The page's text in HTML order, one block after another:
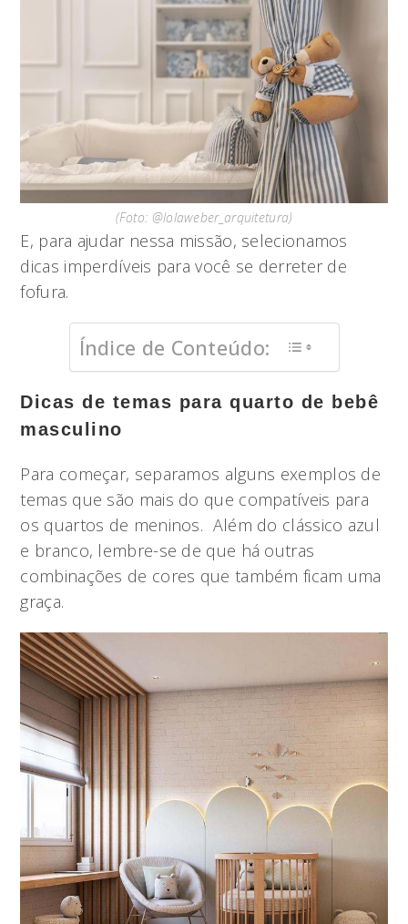
(Foto: @lolaweber_arquitetura)
E, para ajudar nessa missão, selecionamos
dicas imperdíveis para você se derreter de
fofura.
Índice de Conteúdo:
Dicas de temas para quarto de bebê
masculino
Para começar, separamos alguns exemplos de
temas que são mais do que compatíveis para
os quartos de meninos. Além do clássico azul
e branco, lembre-se de que há outras
combinações de cores que também ficam uma
graça.